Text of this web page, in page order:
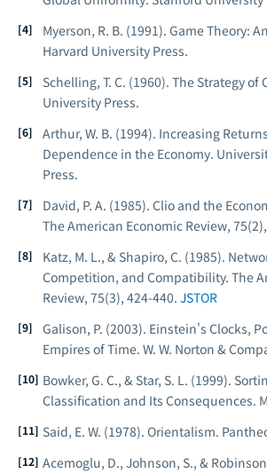
Myerson, R. B. (1991). Game Theory:
Harvard University Press.
Schelling, T. C. (1960). The Strategy of
University Press.
Arthur, W. B. (1994). Increasing
Dependence in the Economy.
Press.
David, P. A. (1985). Clio and the
The American Economic Review,
Katz, M. L., & Shapiro, C. (1985).
Competition, and Compatibility. The
Review, 75(3), 424-440. JSTOR
Galison, P. (2003). Einstein's Clocks,
Empires of Time. W. W. Norton &
Bowker, G. C., & Star, S. L. (1999).
Classification and Its Consequences.
Said, E. W. (1978). Orientalism.
Acemoglu, D., Johnson, S., &